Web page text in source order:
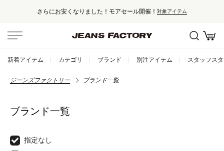
さらにお安くなりました！モアセール開催！ 対象アイテム
新着アイテム カテゴリ ブランド 別注アイテム スタッフス
ジーンズファクトリー ブランド一覧
ブランド一覧
指定なし